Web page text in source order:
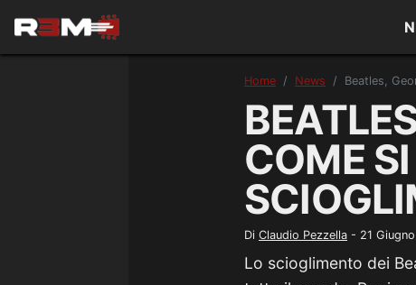
Home News Beatles,
COME
Di Claudio Pezzella - 21
Lo scioglimento dei